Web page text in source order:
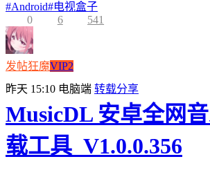
#Android#电视盒子
0
6 541
发帖狂魔VIP2
昨天 15:10 电脑端 转载分享
MusicDL 安卓全网
载工具_V1.0.0.356